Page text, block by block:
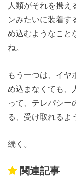
人類がそれを携え
ンみたいに装着す
め込むようなこと
ね。
もう一つは、イヤ
め込まなくても、
って、テレパシー
る、受け取れるよ
続く。
関連記事